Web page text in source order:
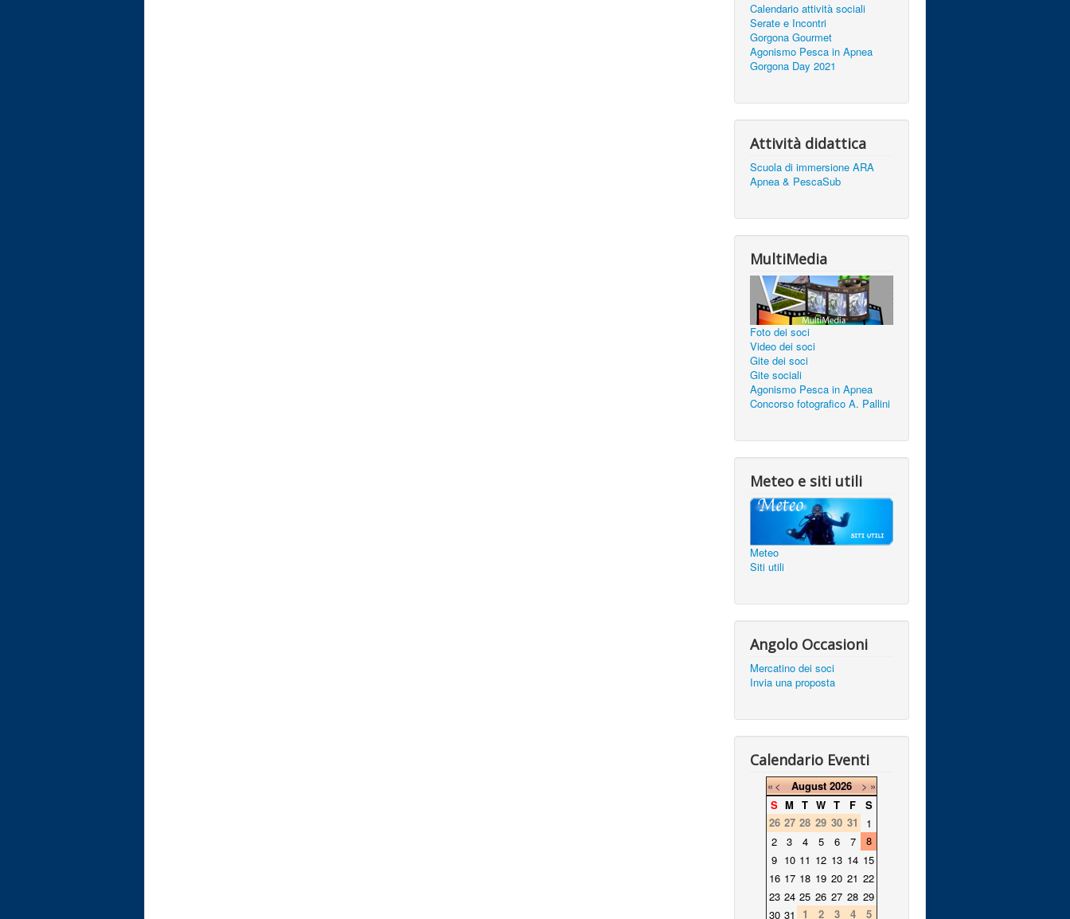
Calendario attività sociali
Serate e Incontri
Gorgona Gourmet
Agonismo Pesca in Apnea
Gorgona Day 2021
Attività didattica
Scuola di immersione ARA
Apnea & PescaSub
MultiMedia
Foto dei soci
Video dei soci
Gite dei soci
Gite sociali
Agonismo Pesca in Apnea
Concorso fotografico A. Pallini
Meteo e siti utili
Meteo
Siti utili
Angolo Occasioni
Mercatino dei soci
Invia una proposta
Calendario Eventi
«< August 2026 >»
S M T W T F
S
26 27 28 29 30 31
1
2
3 4 5 6 7
8
9 10 11 12 13 14 15
16 17 18 19 20 21 22
23 24 25 26 27 28 29
30 31 1 2 3 4 5